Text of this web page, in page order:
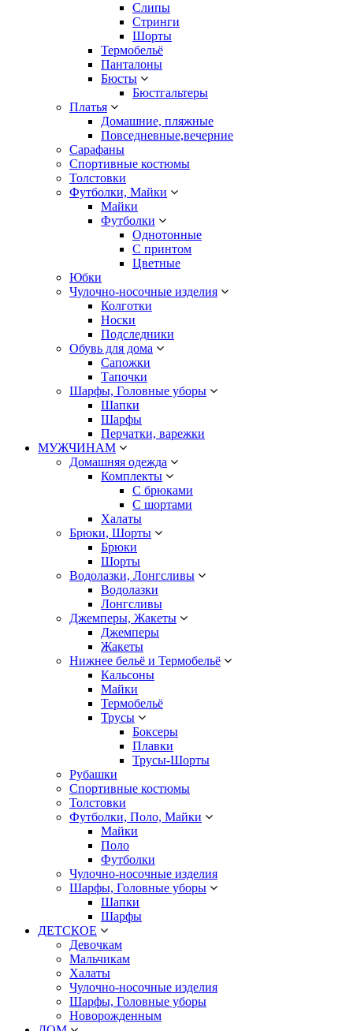
Слипы
Стринги
Шорты
Термобельё
Панталоны
Бюсты
Бюстгальтеры
Платья
Домашние, пляжные
Повседневные,вечерние
Сарафаны
Спортивные костюмы
Толстовки
Футболки, Майки
Майки
Футболки
Однотонные
С принтом
Цветные
Юбки
Чулочно-носочные изделия
Колготки
Носки
Подследники
Обувь для дома
Сапожки
Тапочки
Шарфы, Головные уборы
Шапки
Шарфы
Перчатки, варежки
МУЖЧИНАМ
Домашняя одежда
Комплекты
С брюками
С шортами
Халаты
Брюки, Шорты
Брюки
Шорты
Водолазки, Лонгсливы
Водолазки
Лонгсливы
Джемперы, Жакеты
Джемперы
Жакеты
Нижнее бельё и Термобельё
Кальсоны
Майки
Термобельё
Трусы
Боксеры
Плавки
Трусы-Шорты
Рубашки
Спортивные костюмы
Толстовки
Футболки, Поло, Майки
Майки
Поло
Футболки
Чулочно-носочные изделия
Шарфы, Головные уборы
Шапки
Шарфы
ДЕТСКОЕ
Девочкам
Мальчикам
Халаты
Чулочно-носочные изделия
Шарфы, Головные уборы
Новорожденным